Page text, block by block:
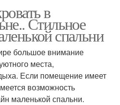
в
Стильное
спальни
большое внимание
места,
Если помещение имеет
возможность
маленькой спальни.